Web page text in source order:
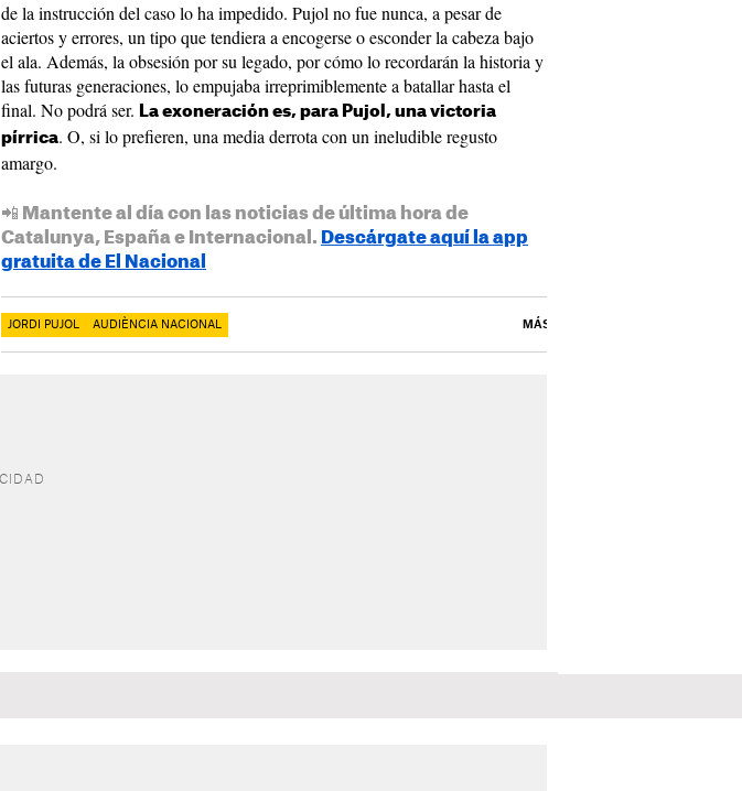
de la instrucción del caso lo ha impedido. Pujol no fue nunca, a pesar de
aciertos y errores, un tipo que tendiera a encogerse o esconder la cabeza bajo
el ala. Además, la obsesión por su legado, por cómo lo recordarán la historia y
las futuras generaciones, lo empujaba irreprimiblemente a batallar hasta el
final. No podrá ser. La exoneración es, para Pujol, una victoria
pírrica. O, si lo prefieren, una media derrota con un ineludible regusto
amargo.
📲 Mantente al día con las noticias de última hora de
Catalunya, España e Internacional. Descárgate aquí la app
gratuita de El Nacional
JORDI PUJOL AUDIÈNCIA NACIONAL MÁS